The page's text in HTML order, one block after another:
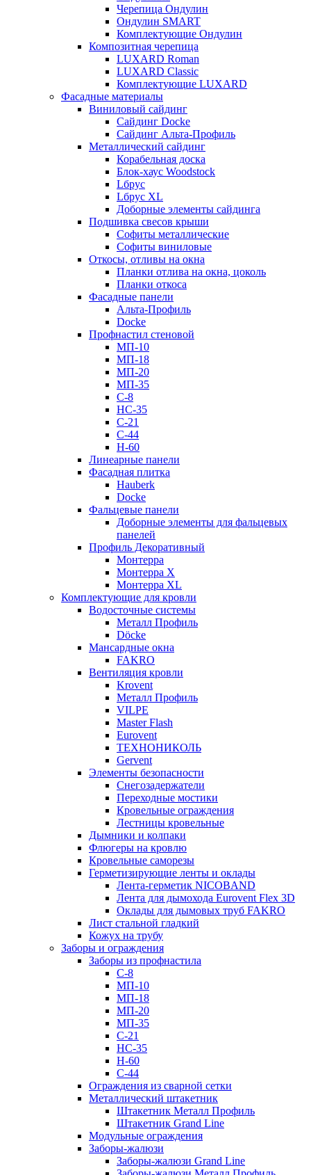
Черепица Ондулин
Ондулин SMART
Комплектующие Ондулин
Композитная черепица
LUXARD Roman
LUXARD Classic
Комплектующие LUXARD
Фасадные материалы
Виниловый сайдинг
Сайдинг Docke
Сайдинг Альта-Профиль
Металлический сайдинг
Корабельная доска
Блок-хаус Woodstock
Lбрус
Lбрус XL
Доборные элементы сайдинга
Подшивка свесов крыши
Софиты металлические
Софиты виниловые
Откосы, отливы на окна
Планки отлива на окна, цоколь
Планки откоса
Фасадные панели
Альта-Профиль
Docke
Профнастил стеновой
МП-10
МП-18
МП-20
МП-35
С-8
НС-35
С-21
С-44
Н-60
Линеарные панели
Фасадная плитка
Hauberk
Docke
Фальцевые панели
Доборные элементы для фальцевых
панелей
Профиль Декоративный
Монтерра
Монтерра X
Монтерра XL
Комплектующие для кровли
Водосточные системы
Металл Профиль
Döcke
Мансардные окна
FAKRO
Вентиляция кровли
Krovent
Металл Профиль
VILPE
Master Flash
Eurovent
ТЕХНОНИКОЛЬ
Gervent
Элементы безопасности
Снегозадержатели
Переходные мостики
Кровельные ограждения
Лестницы кровельные
Дымники и колпаки
Флюгеры на кровлю
Кровельные саморезы
Герметизирующие ленты и оклады
Лента-герметик NICOBAND
Лента для дымохода Eurovent Flex 3D
Оклады для дымовых труб FAKRO
Лист стальной гладкий
Кожух на трубу
Заборы и ограждения
Заборы из профнастила
С-8
МП-10
МП-18
МП-20
МП-35
С-21
НС-35
Н-60
С-44
Ограждения из сварной сетки
Металлический штакетник
Штакетник Металл Профиль
Штакетник Grand Line
Модульные ограждения
Заборы-жалюзи
Заборы-жалюзи Grand Line